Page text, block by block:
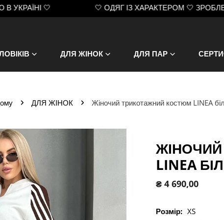
🤍 🤍 ОДЯГ ІЗ ХАРАКТЕРОМ 🤍 ЗРОБЛЕНО В
ДЛЯ ЖІНОК ДЛЯ ПАР
ДЛЯ ЖІНОК Жіночий трикотажний костюм LINEA
LINEA
Звичайна
₴ 4 690,00
Розмір: XS